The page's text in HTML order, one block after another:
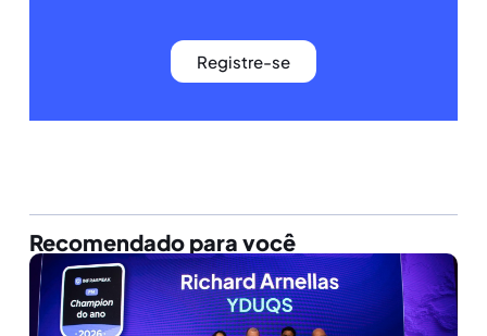
Registre-se
Recomendado para você